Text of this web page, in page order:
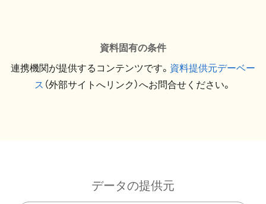
資料固有の条件
連携機関が提供するコンテンツです。 資料提供元デーベー
ス （外部サイトへリンク）へお問合せください。
データの提供元